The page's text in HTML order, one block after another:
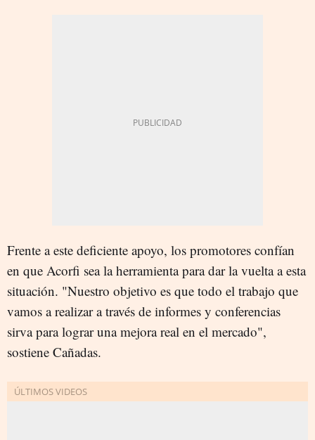
Frente a este deficiente apoyo, los promotores confían
en que Acorfi sea la herramienta para dar la vuelta a esta
situación. "Nuestro objetivo es que todo el trabajo que
vamos a realizar a través de informes y conferencias
sirva para lograr una mejora real en el mercado",
sostiene Cañadas.